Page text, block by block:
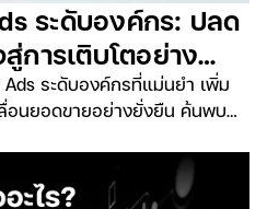
ระดับองค์กร: ปลด
การเติบโตอย่าง
ระดับองค์กรที่แม่นยำ เพิ่ม
อนยอดขายอย่างยั่งยืน ค้นพบ
นยุคดิจิทัล